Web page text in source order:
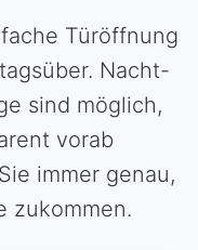
Türöffnung
Nacht-
sind möglich,
vorab
immer genau,
zukommen.